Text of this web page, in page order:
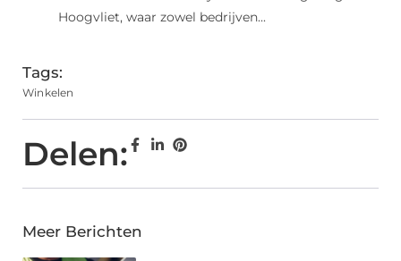
Hoogvliet, waar zowel bedrijven...
Tags:
Winkelen
Delen:
Meer Berichten